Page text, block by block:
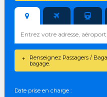
Renseignez Passagers /
bagage.
+
Date prise en charge :